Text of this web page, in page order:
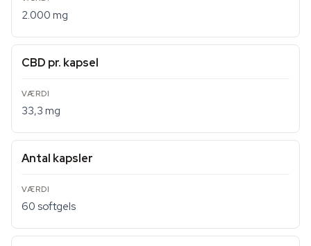
2.000 mg
CBD pr. kapsel
33,3 mg
Antal kapsler
60 softgels